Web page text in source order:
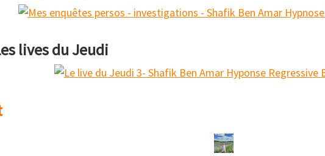
lives du Jeudi